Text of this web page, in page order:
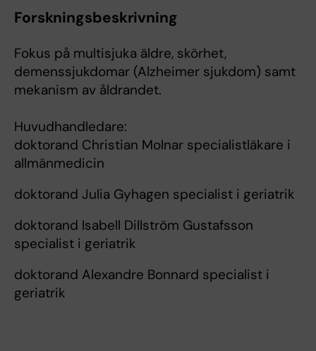
Forskningsbeskrivning
Fokus på multisjuka äldre, skörhet,
demenssjukdomar (Alzheimer sjukdom) samt
mekanism av åldrandet.
Huvudhandledare:
doktorand Christian Molnar specialistläkare i
allmänmedicin
doktorand Julia Gyhagen specialist i geriatrik
doktorand Isabell Dillström Gustafsson
specialist i geriatrik
doktorand Alexandre Bonnard specialist i
geriatrik